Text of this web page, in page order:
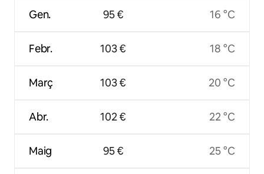
Gen.
Febr.
Març
Abr.
Maig
95 €
103 €
103 €
102 €
95 €
16 °C
18 °C
20 °C
22 °C
25 °C